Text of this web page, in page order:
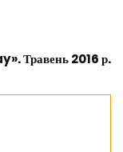
Травень 2016 р.